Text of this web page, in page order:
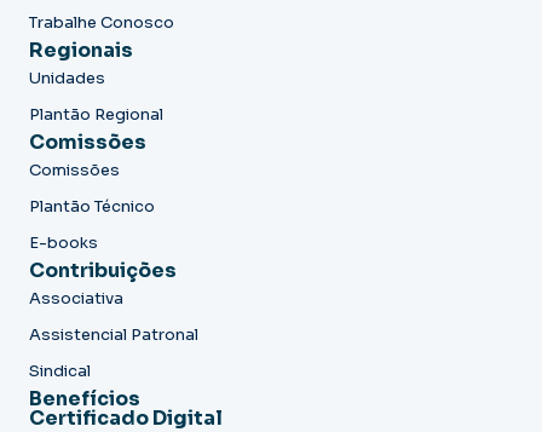
Trabalhe Conosco
Regionais
Unidades
Plantão Regional
Comissões
Comissões
Plantão Técnico
E-books
Contribuições
Associativa
Assistencial Patronal
Sindical
Benefícios
Certificado Digital